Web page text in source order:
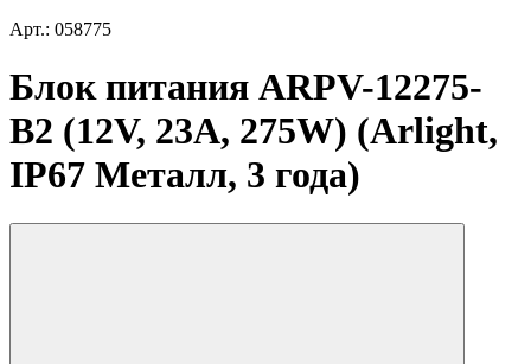
Арт.: 058775
Блок питания ARPV-12275-
B2 (12V, 23A, 275W) (Arlight,
IP67 Металл, 3 года)